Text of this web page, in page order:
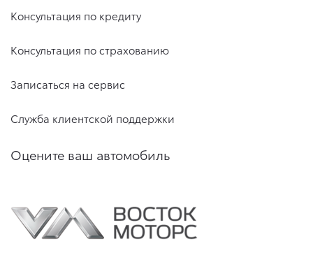
Консультация по кредиту
Консультация по страхованию
Записаться на сервис
Служба клиентской поддержки
Оцените ваш автомобиль